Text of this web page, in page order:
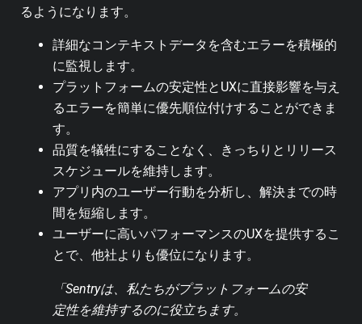
るようになります。
詳細なコンテキストデータを含むエラーを積極的
に監視します。
プラットフォームの安定性とUXに直接影響を与え
るエラーを簡単に優先順位付けすることができま
す。
品質を犠牲にすることなく、きっちりとリリース
スケジュールを維持します。
アプリ内のユーザー行動を分析し、解決までの時
間を短縮します。
ユーザーに高いパフォーマンスのUXを提供するこ
とで、他社よりも優位になります。
「Sentryは、私たちがプラットフォームの安
定性を維持するのに役立ちます。